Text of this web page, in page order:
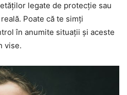
legate de protecție sau
Poate că te simți
în anumite situații și aceste
vise.